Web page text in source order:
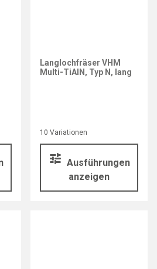
10 Variationen
Ausführungen
anzeigen
Langlochfräser VHM
Multi-TiAlN, Typ N, lang